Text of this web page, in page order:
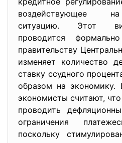
воздействующее
ситуацию. Этот
проводится
правительству
изменяет количество
ставку ссудного
образом на
экономисты считают,
проводить
ограничения
поскольку